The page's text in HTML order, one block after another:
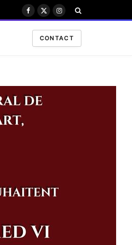
Facebook
X
Instagram
CONTACT